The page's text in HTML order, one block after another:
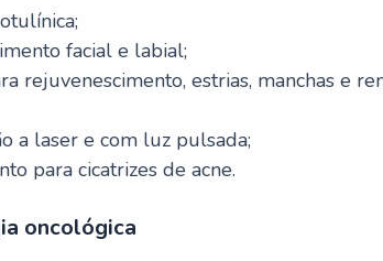
facial e labial;
rejuvenescimento, estrias, manchas e
a laser e com luz pulsada;
para cicatrizes de acne.
oncológica